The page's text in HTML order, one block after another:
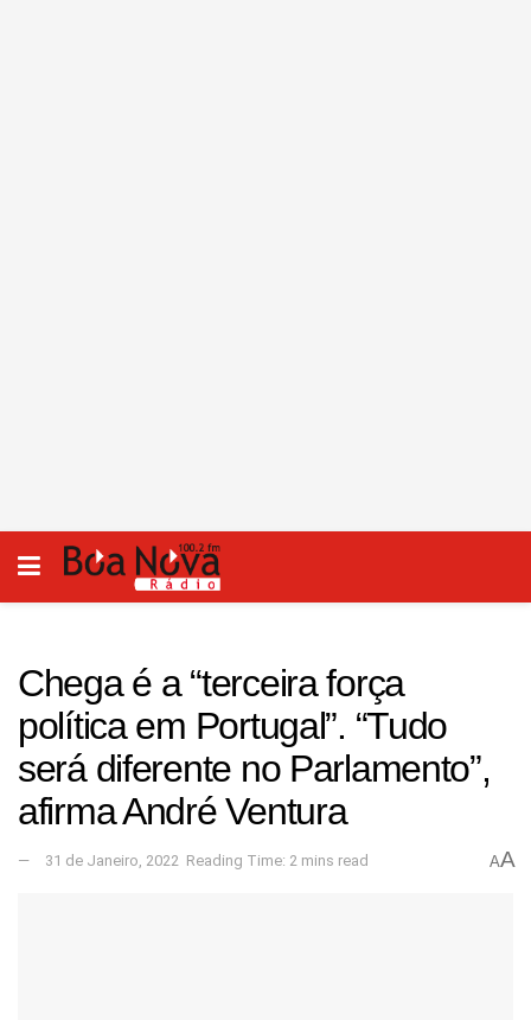
Chega é a “terceira força
política em Portugal”. “Tudo
será diferente no Parlamento”,
afirma André Ventura
31 de Janeiro, 2022 Reading Time: 2 mins read AA